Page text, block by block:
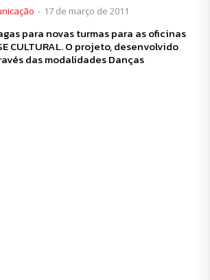
- 17 de março de 2011
para novas turmas para as oficinas
CULTURAL. O projeto, desenvolvido
das modalidades Danças